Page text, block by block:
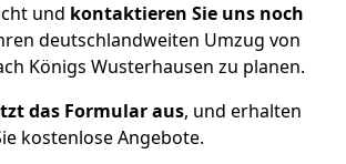
und kontaktieren Sie uns noch
deutschlandweiten Umzug von
Königs Wusterhausen zu planen.
das Formular aus, und erhalten
kostenlose Angebote.